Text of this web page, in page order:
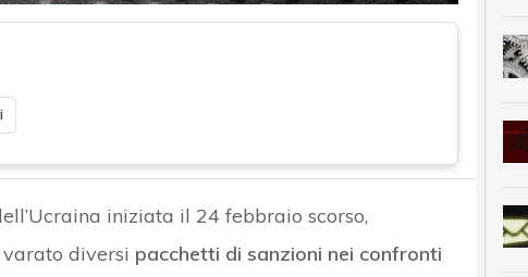
iniziata il 24 febbraio scorso,
diversi pacchetti di sanzioni nei confronti